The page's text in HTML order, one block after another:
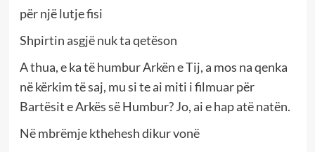
për një lutje fisi
Shpirtin asgjë nuk ta qetëson
A thua, e ka të humbur Arkën e Tij, a mos na qenka
në kërkim të saj, mu si te ai miti i filmuar për
Bartësit e Arkës së Humbur? Jo, ai e hap atë natën.
Në mbrëmje kthehesh dikur vonë